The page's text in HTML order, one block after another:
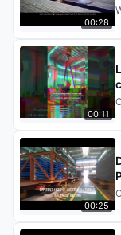
00:28
00:11
00:25